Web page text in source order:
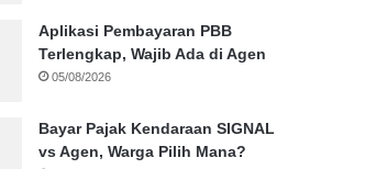
Aplikasi Pembayaran PBB
Terlengkap, Wajib Ada di Agen
05/08/2026
Bayar Pajak Kendaraan SIGNAL
vs Agen, Warga Pilih Mana?